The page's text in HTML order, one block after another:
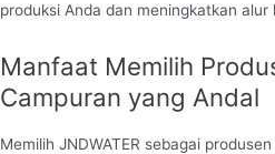
produksi Anda dan meningkatkan
Manfaat Memilih
Campuran yang Andal
Memilih JNDWATER sebagai